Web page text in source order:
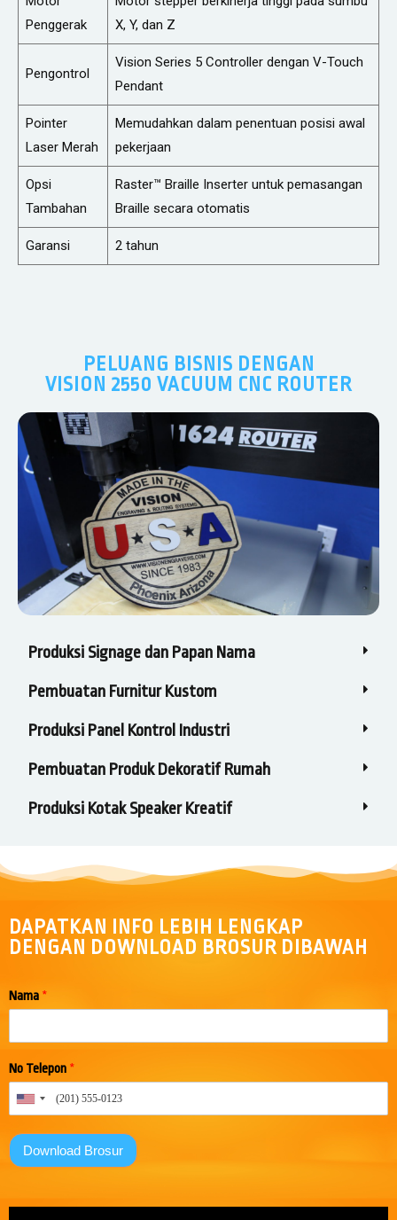
Penggerak
X, Y, dan Z
Pengontrol
Vision Series 5 Controller dengan V-Touch
Pendant
Pointer
Laser Merah
Memudahkan dalam penentuan posisi awal
pekerjaan
Opsi
Tambahan
Raster™ Braille Inserter untuk pemasangan
Braille secara otomatis
Garansi 2 tahun
Produksi Signage dan Papan Nama
Pembuatan Furnitur Kustom
Produksi Panel Kontrol Industri
Pembuatan Produk Dekoratif Rumah
Produksi Kotak Speaker Kreatif
PELUANG BISNIS DENGAN
VISION 2550 VACUUM CNC ROUTER
DAPATKAN INFO LEBIH LENGKAP
DENGAN DOWNLOAD BROSUR DIBAWAH
Nama *
No Telepon *
Download Brosur